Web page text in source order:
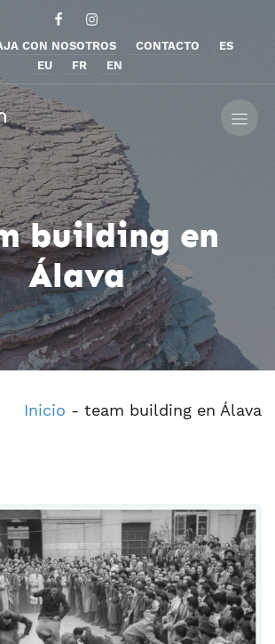
CON NOSOTROS CONTACTO
ES
EU
FR EN
building en
Álava
Inicio - team building en Álava